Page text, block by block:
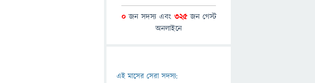
0জন সদস্য এবং 325জন গেস্ট
অনলাইনে
এই মাসের সেরা সদস্য: